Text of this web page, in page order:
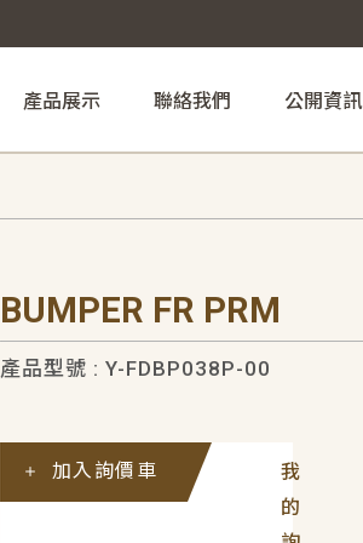
產品展示 聯絡我們 公開資訊
BUMPER FR PRM
產品型號 : Y-FDBP038P-00
我
的
加入詢價車